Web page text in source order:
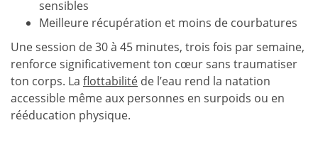
sensibles
Meilleure récupération et moins de courbatures
Une session de 30 à 45 minutes, trois fois par semaine,
renforce significativement ton cœur sans traumatiser
ton corps. La flottabilité de l’eau rend la natation
accessible même aux personnes en surpoids ou en
rééducation physique.